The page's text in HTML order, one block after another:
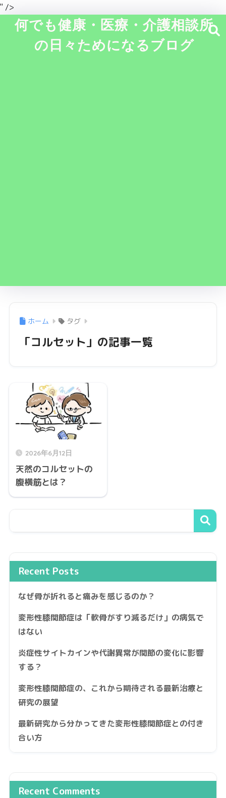
" />
何でも健康・医療・介護相談所
の日々ためになるブログ
ホーム タグ
「コルセット」の記事一覧
2026年6月12日
天然のコルセットの
腹横筋とは？
Recent Posts
なぜ骨が折れると痛みを感じるのか？
変形性膝関節症は「軟骨がすり減るだけ」の病気で
はない
炎症性サイトカインや代謝異常が関節の変化に影響
する？
変形性膝関節症の、これから期待される最新治療と
研究の展望
最新研究から分かってきた変形性膝関節症との付き
合い方
Recent Comments